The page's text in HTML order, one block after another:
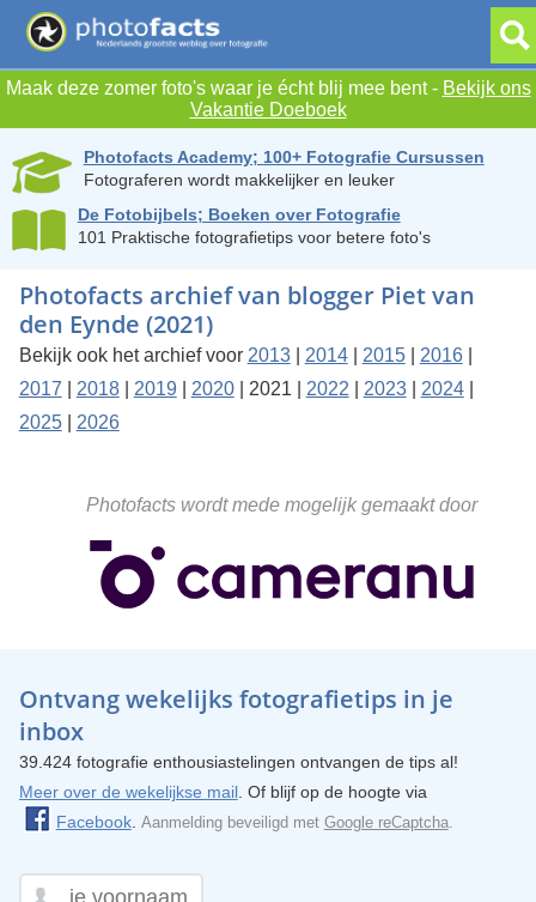
Maak deze zomer foto's waar je écht blij mee bent - Bekijk ons
Vakantie Doeboek
Photofacts Academy; 100+ Fotografie Cursussen
Fotograferen wordt makkelijker en leuker
De Fotobijbels; Boeken over Fotografie
101 Praktische fotografietips voor betere foto's
Photofacts archief van blogger Piet van
den Eynde (2021)
Bekijk ook het archief voor 2013| 2014| 2015| 2016|
2017
2018| 2019 2020| 2021 | 2022 2023| 2024|
2025| 2026
Photofacts wordt mede mogelijk gemaakt door
Ontvang wekelijks fotografietips in je
inbox
39.424 fotografie enthousiastelingen ontvangen de tips al!
Meer over de wekelijkse mail. Of blijf op de hoogte via
Facebook. Aanmelding beveiligd met Google reCaptcha.